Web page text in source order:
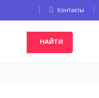
Контакты
НАЙТИ